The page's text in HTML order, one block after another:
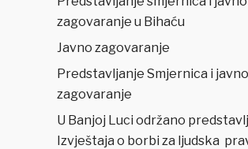
zagovaranje u Bihaću
Javno zagovaranje
Predstavljanje Smjernica i javno
zagovaranje
U Banjoj Luci održano
Izvještaja o borbi za ljudska